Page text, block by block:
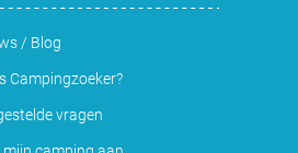
/ Blog
Campingzoeker?
vragen